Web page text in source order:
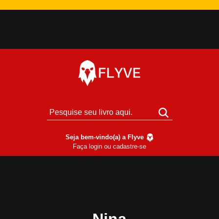
Seja bem-vindo(a) a Flyve
Faça login ou cadastre-se